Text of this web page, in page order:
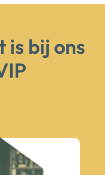
is bij ons